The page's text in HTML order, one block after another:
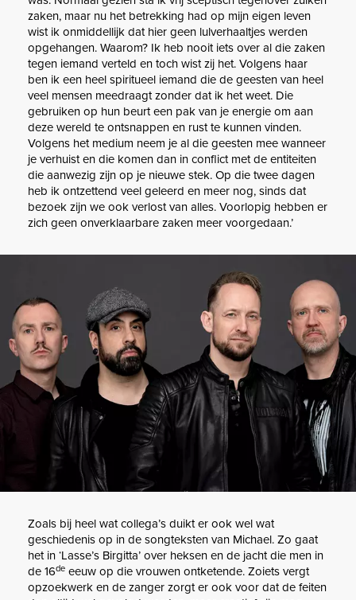
zaken, maar nu het betrekking had op mijn eigen leven
wist ik onmiddellijk dat hier geen lulverhaaltjes werden
opgehangen. Waarom? Ik heb nooit iets over al die zaken
tegen iemand verteld en toch wist zij het. Volgens haar
ben ik een heel spiritueel iemand die de geesten van heel
veel mensen meedraagt zonder dat ik het weet. Die
gebruiken op hun beurt een pak van je energie om aan
deze wereld te ontsnappen en rust te kunnen vinden.
Volgens het medium neem je al die geesten mee wanneer
je verhuist en die komen dan in conflict met de entiteiten
die aanwezig zijn op je nieuwe stek. Op die twee dagen
heb ik ontzettend veel geleerd en meer nog, sinds dat
bezoek zijn we ook verlost van alles. Voorlopig hebben er
zich geen onverklaarbare zaken meer voorgedaan.’
Zoals bij heel wat collega’s duikt er ook wel wat
geschiedenis op in de songteksten van Michael. Zo gaat
het in ‘Lasse’s Birgitta’ over heksen en de jacht die men in
de 16de eeuw op die vrouwen ontketende. Zoiets vergt
opzoekwerk en de zanger zorgt er ook voor dat de feiten